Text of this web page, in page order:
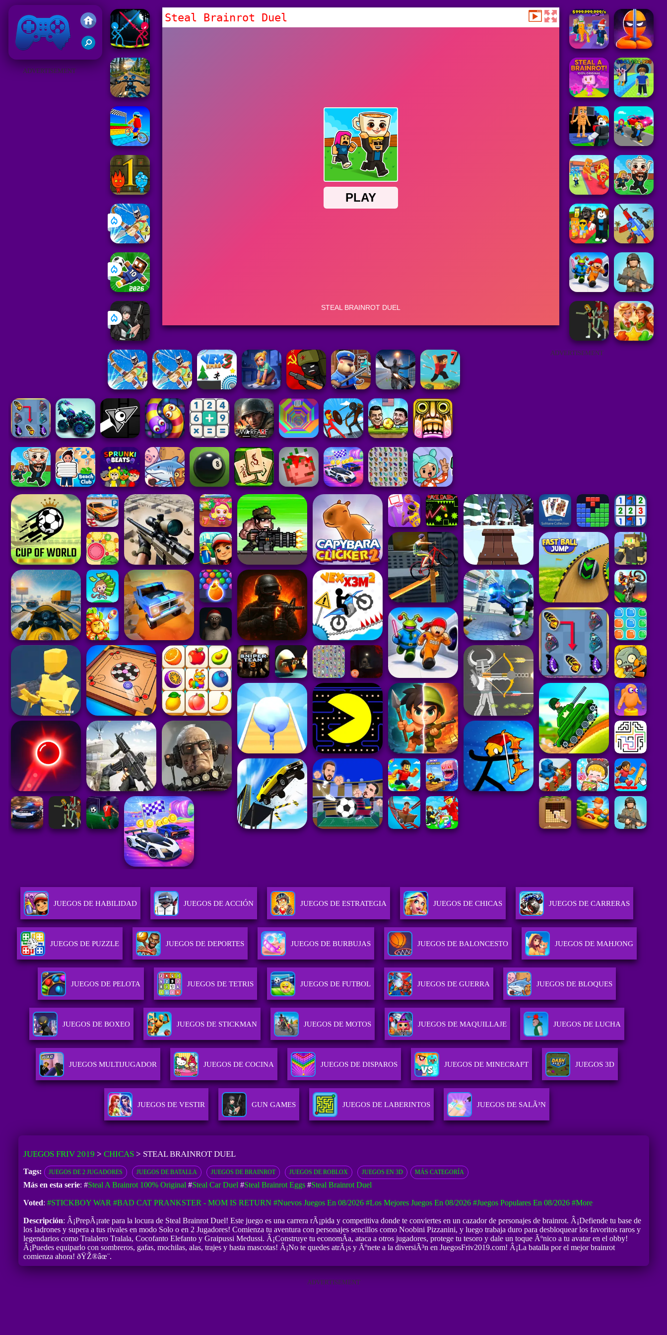
Juegos Friv 2019
ADVERTISEMENT
Steal Brainrot Duel
ADVERTISEMENT
JUEGOS DE HABILIDAD JUEGOS DE ACCIÓN JUEGOS DE ESTRATEGIA JUEGOS DE CHICAS JUEGOS DE CARRERAS
JUEGOS DE PUZZLE JUEGOS DE DEPORTES JUEGOS DE BURBUJAS JUEGOS DE BALONCESTO JUEGOS DE MAHJONG
JUEGOS DE PELOTA JUEGOS DE TETRIS JUEGOS DE FUTBOL JUEGOS DE GUERRA JUEGOS DE BLOQUES
JUEGOS DE BOXEO JUEGOS DE STICKMAN JUEGOS DE MOTOS JUEGOS DE MAQUILLAJE JUEGOS DE LUCHA
JUEGOS MULTIJUGADOR JUEGOS DE COCINA JUEGOS DE DISPAROS JUEGOS DE MINECRAFT JUEGOS 3D
JUEGOS DE VESTIR GUN GAMES JUEGOS DE LABERINTOS JUEGOS DE SALÃ³N
JUEGOS FRIV 2019 > CHICAS> STEAL BRAINROT DUEL
Tags: JUEGOS DE 2 JUGADORES JUEGOS DE BATALLA JUEGOS DE BRAINROT JUEGOS DE ROBLOX JUEGOS EN 3D MÁS CATEGORÍA
Más en esta serie: #Steal A Brainrot 100% Original #Steal Car Duel #Steal Brainrot Eggs#Steal Brainrot Duel
Voted: #STICKBOY WAR #BAD CAT PRANKSTER - MOM IS RETURN #Nuevos Juegos En 08/2026 #Los Mejores Juegos En 08/2026 #Juegos Populares En 08/2026 #more
Descripción: Â¡PrepÃ¡rate para la locura de Steal Brainrot Duel! Este juego es una carrera rÃ¡pida y competitiva donde te conviertes en un cazador de personajes de brainrot. Â¡Defiende tu base de
los ladrones y supera a tus rivales en modo Solo o en 2 Jugadores! Comienza tu aventura con personajes sencillos como Noobini Pizzanini, y luego trabaja duro para desbloquear los favoritos raros y
legendarios como Tralalero Tralala, Cocofanto Elefanto y Graipussi Medussi. Â¡Construye tu economÃ­a, ataca a otros jugadores, protege tu tesoro y dale un toque Ãºnico a tu avatar en el obby!
Â¡Puedes equiparlo con sombreros, gafas, mochilas, alas, trajes y hasta mascotas! Â¡No te quedes atrÃ¡s y Ãºnete a la diversiÃ³n en JuegosFriv2019.com! Â¡La batalla por el mejor brainrot
comienza ahora! ðŸŽ®âœ¨.
ADVERTISEMENT